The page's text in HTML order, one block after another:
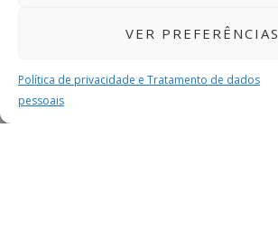
VER PREFERÊNCIAS
Política de privacidade e Tratamento de dados
pessoais